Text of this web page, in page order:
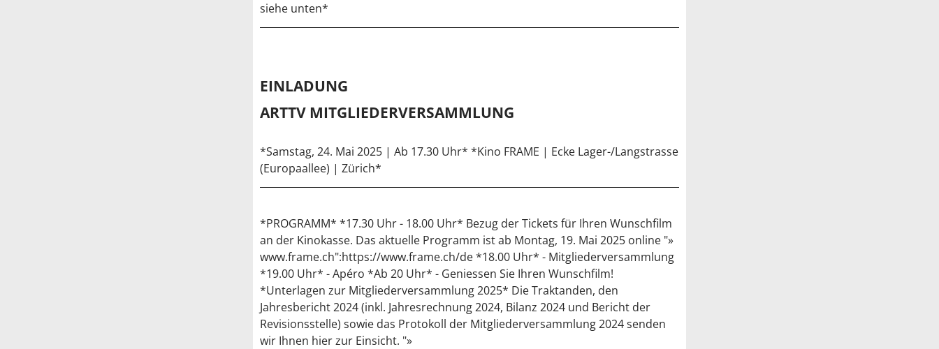
siehe unten*
EINLADUNG
ARTTV MITGLIEDERVERSAMMLUNG
*Samstag, 24. Mai 2025 | Ab 17.30 Uhr* *Kino FRAME | Ecke Lager-/Langstrasse
(Europaallee) | Zürich*
*PROGRAMM* *17.30 Uhr - 18.00 Uhr* Bezug der Tickets für Ihren Wunschfilm
an der Kinokasse. Das aktuelle Programm ist ab Montag, 19. Mai 2025 online "»
www.frame.ch":https://www.frame.ch/de *18.00 Uhr* - Mitgliederversammlung
*19.00 Uhr* - Apéro *Ab 20 Uhr* - Geniessen Sie Ihren Wunschfilm!
*Unterlagen zur Mitgliederversammlung 2025* Die Traktanden, den
Jahresbericht 2024 (inkl. Jahresrechnung 2024, Bilanz 2024 und Bericht der
Revisionsstelle) sowie das Protokoll der Mitgliederversammlung 2024 senden
wir Ihnen hier zur Einsicht. "»